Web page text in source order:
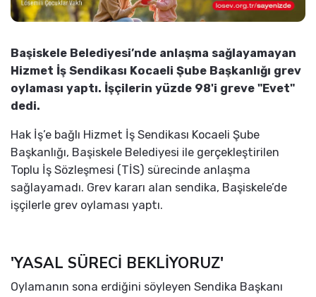
Başiskele Belediyesi’nde anlaşma sağlayamayan
Hizmet İş Sendikası Kocaeli Şube Başkanlığı grev
oylaması yaptı. İşçilerin yüzde 98'i greve "Evet"
dedi.
Hak İş’e bağlı Hizmet İş Sendikası Kocaeli Şube
Başkanlığı, Başiskele Belediyesi ile gerçekleştirilen
Toplu İş Sözleşmesi (TİS) sürecinde anlaşma
sağlayamadı. Grev kararı alan sendika, Başiskele’de
işçilerle grev oylaması yaptı.
'YASAL SÜRECİ BEKLİYORUZ'
Oylamanın sona erdiğini söyleyen Sendika Başkanı